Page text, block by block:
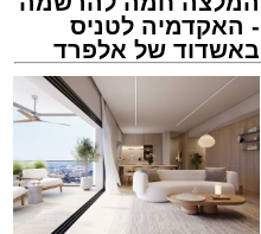
- האקדמיה לטניס
באשדוד של אלפרד
קריאולנסקי - לילדים